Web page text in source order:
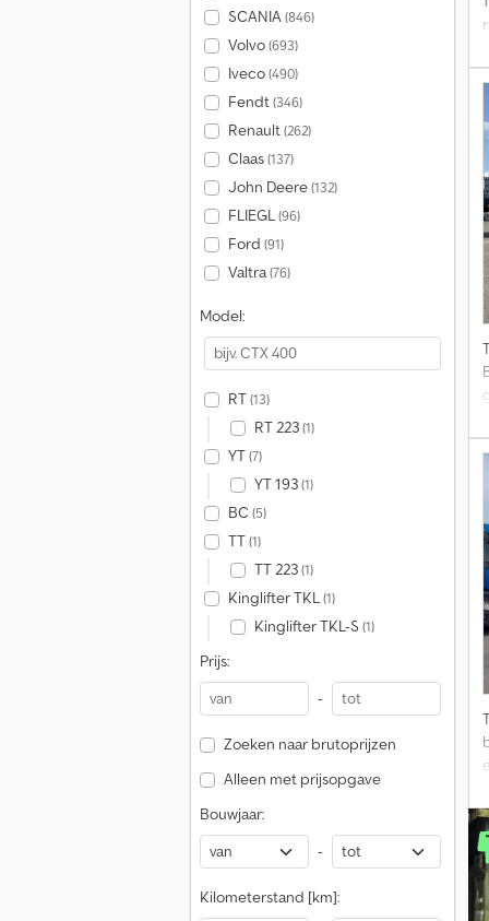
SCANIA(846)
Volvo(693)
Iveco(490)
Fendt(346)
Renault(262)
Claas(137)
John Deere(132)
FLIEGL(96)
Ford (91)
Valtra(76)
Model:
RT(13)
RT 223(1)
YT(7)
YT 193(1)
BC (5)
TT(1)
TT 223(1)
Kinglifter TKL(1)
Kinglifter TKL-S (1)
Prijs:
-
Zoeken naar brutoprijzen
Alleen met prijsopgave
Bouwjaar:
-
Kilometerstand [km]: